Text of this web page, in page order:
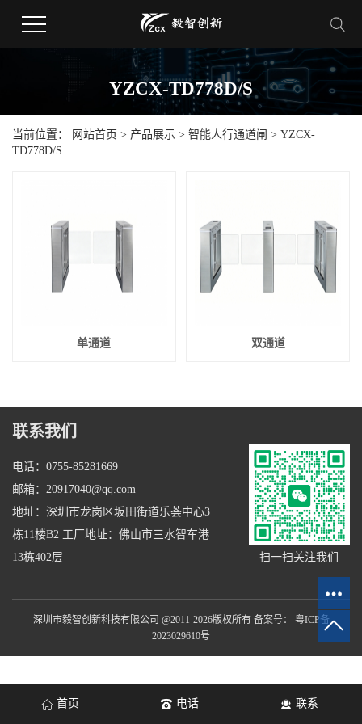
YZCX-TD778D/S
当前位置： 网站首页 > 产品展示 > 智能人行通道闸 > YZCX-
TD778D/S
单通道 双通道
联系我们
电话：0755-85281669
邮箱：20917040@qq.com
地址：深圳市龙岗区坂田街道乐荟中心3
栋11楼B2 工厂地址：佛山市三水智车港
13栋402层
扫一扫关注我们
深圳市毅智创新科技有限公司 @2011-2026版权所有 备案号：
粤ICP备
2023029610号
首页 电话 联系